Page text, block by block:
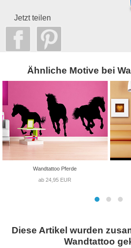
Jetzt teilen
Ähnliche Motive bei
Wandtattoo Pferde
ab 24,95 EUR
Diese Artikel wurden
Wandtattoo